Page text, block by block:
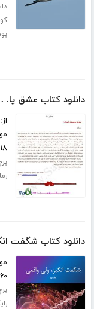
دانلود کتاب عشق یا.
از:
۱۱۸
دانلود کتاب شگفت
۲۶۰